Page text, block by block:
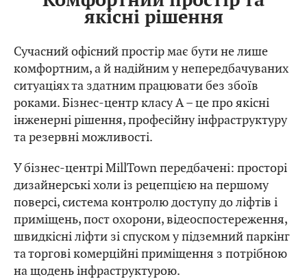
якісні рішення
Сучасний офісний простір має бути не лише
комфортним, а й надійним у непередбачуваних
ситуаціях та здатним працювати без збоїв
роками. Бізнес-центр класу А – це про якісні
інженерні рішення, професійну інфраструктуру
та резервні можливості.
У бізнес-центрі MillTown передбачені: просторі
дизайнерські холи із рецепцією на першому
поверсі, система контролю доступу до ліфтів і
приміщень, пост охорони, відеоспостереження,
швидкісні ліфти зі спуском у підземний паркінг
та торгові комерційні приміщення з потрібною
на щодень інфраструктурою.